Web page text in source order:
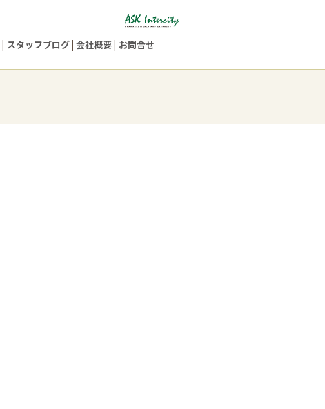
スタッフブログ 会社概要 お問合せ